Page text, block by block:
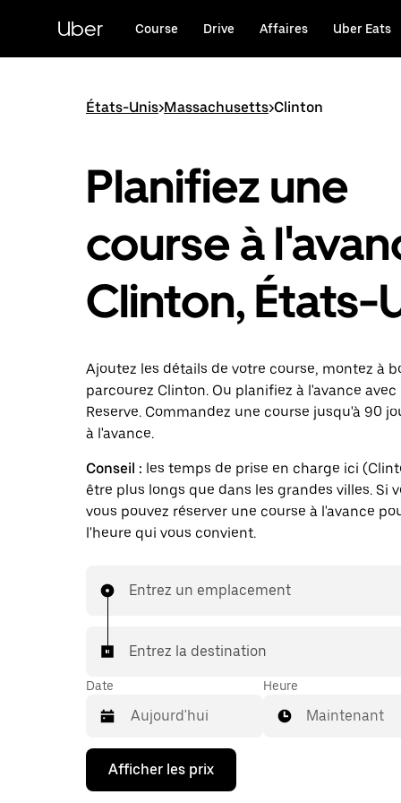
principal
Uber Course Drive Affaires Uber Eats
États-Unis>Massachusetts>Clinton
Planifiez une
course à
Clinton, États-
Ajoutez les détails de votre course, montez à
parcourez Clinton. Ou planifiez à l'avance avec
Reserve. Commandez une course jusqu'à 90
à l'avance.
Conseil : les temps de prise en charge ici
être plus longs que dans les grandes villes. Si
vous pouvez réserver une course à l'avance
l'heure qui vous convient.
Entrez un emplacement
Entrez la destination
Date
Appuyez
la
Heure
Maintenant
Afficher les prix